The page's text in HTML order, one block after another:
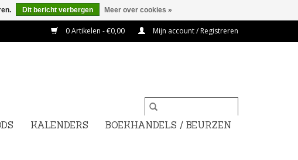
0 Artikelen - €0,00 Mijn account / Registreren
KALENDERS BOEKHANDELS / BEURZEN
Dit bericht verbergen Meer over cookies »